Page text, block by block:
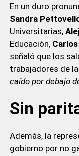
En un duro
Sandra
Universitarias,
Educación,
señaló que los
trabajadores de
caído por debajo
Sin
Además, la
gobierno por no